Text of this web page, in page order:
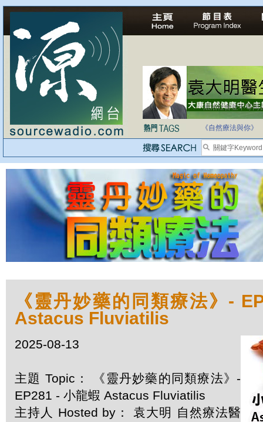
法治社會並不等同
自家教育合法化-
《自然療法與你》
《靈丹妙藥的同類療法》-
Astacus Fluviatilis
2025-08-13
主題 Topic： 《靈丹妙藥的同類療法》-
EP281 - 小龍蝦 Astacus Fluviatilis
主持人 Hosted by： 袁大明 自然療法醫